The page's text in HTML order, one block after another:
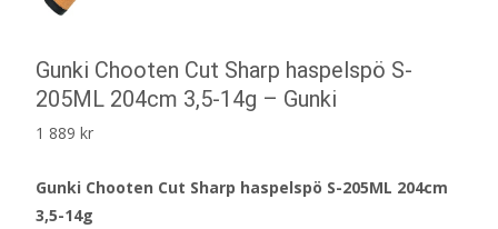
Gunki Chooten Cut Sharp haspelspö S-
205ML 204cm 3,5-14g – Gunki
1 889 kr
Gunki Chooten Cut Sharp haspelspö S-205ML 204cm
3,5-14g